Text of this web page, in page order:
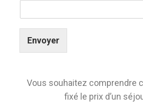
Envoyer
Vous souhaitez comprendre
fixé le prix d’un